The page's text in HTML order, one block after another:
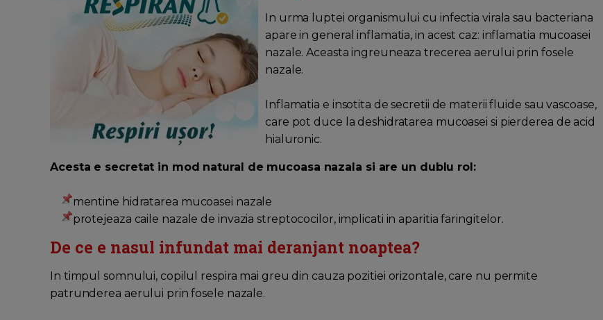
In urma luptei organismului cu infectia virala sau bacteriana
apare in general inflamatia, in acest caz: inflamatia mucoasei
nazale. Aceasta ingreuneaza trecerea aerului prin fosele
nazale.
Inflamatia e insotita de secretii de materii fluide sau vascoase,
care pot duce la deshidratarea mucoasei si pierderea de acid
hialuronic.
Acesta e secretat in mod natural de mucoasa nazala si are un dublu rol:
mentine hidratarea mucoasei nazale
protejeaza caile nazale de invazia streptococilor, implicati in aparitia faringitelor.
De ce e nasul infundat mai deranjant noaptea?
In timpul somnului, copilul respira mai greu din cauza pozitiei orizontale, care nu permite
patrunderea aerului prin fosele nazale.